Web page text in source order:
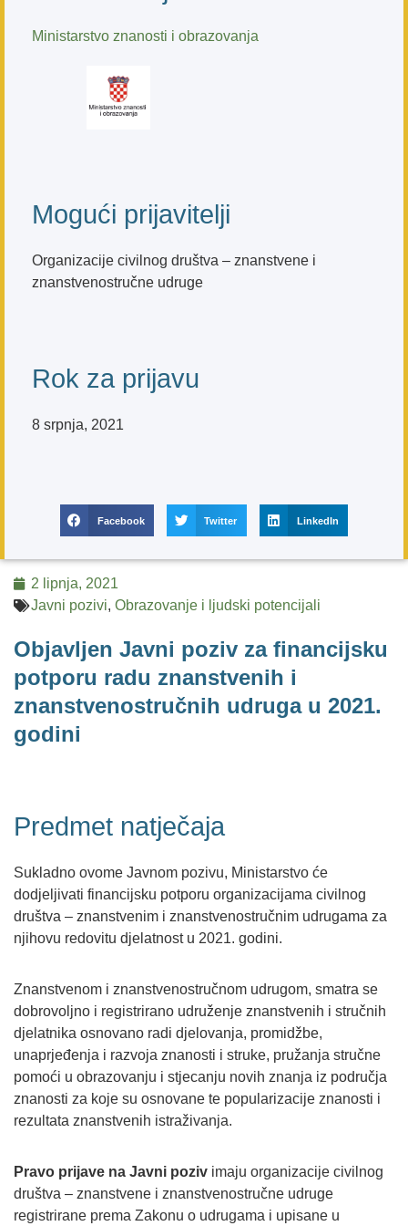
Ministarstvo znanosti i obrazovanja
Mogući prijavitelji
Organizacije civilnog društva – znanstvene i
znanstvenostručne udruge
Rok za prijavu
8 srpnja, 2021
Facebook Twitter LinkedIn
2 lipnja, 2021
Javni pozivi, Obrazovanje i ljudski potencijali
Objavljen Javni poziv za financijsku
potporu radu znanstvenih i
znanstvenostručnih udruga u 2021.
godini
Predmet natječaja
Sukladno ovome Javnom pozivu, Ministarstvo će
dodjeljivati financijsku potporu organizacijama civilnog
društva – znanstvenim i znanstvenostručnim udrugama za
njihovu redovitu djelatnost u 2021. godini.
Znanstvenom i znanstvenostručnom udrugom, smatra se
dobrovoljno i registrirano udruženje znanstvenih i stručnih
djelatnika osnovano radi djelovanja, promidžbe,
unaprjeđenja i razvoja znanosti i struke, pružanja stručne
pomoći u obrazovanju i stjecanju novih znanja iz područja
znanosti za koje su osnovane te popularizacije znanosti i
rezultata znanstvenih istraživanja.
Pravo prijave na Javni poziv imaju organizacije civilnog
društva – znanstvene i znanstvenostručne udruge
registrirane prema Zakonu o udrugama i upisane u